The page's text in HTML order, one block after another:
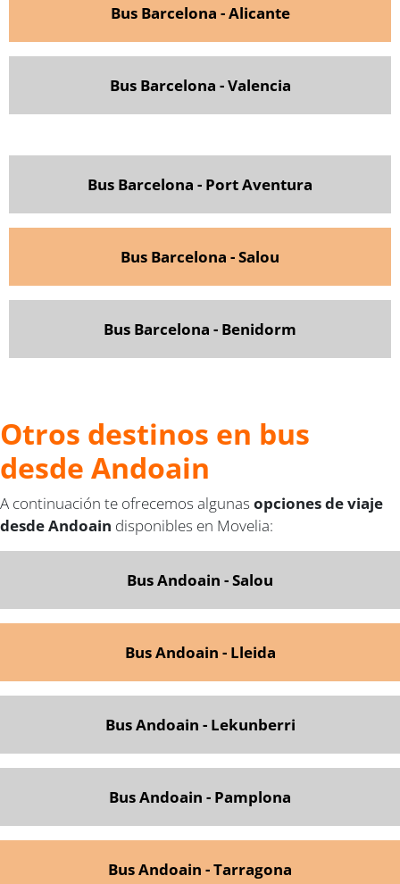
Bus Barcelona - Alicante
Bus Barcelona - Valencia
Bus Barcelona - Port Aventura
Bus Barcelona - Salou
Bus Barcelona - Benidorm
Otros destinos en bus
desde Andoain
A continuación te ofrecemos algunas opciones de viaje
desde Andoain disponibles en Movelia:
Bus Andoain - Salou
Bus Andoain - Lleida
Bus Andoain - Lekunberri
Bus Andoain - Pamplona
Bus Andoain - Tarragona